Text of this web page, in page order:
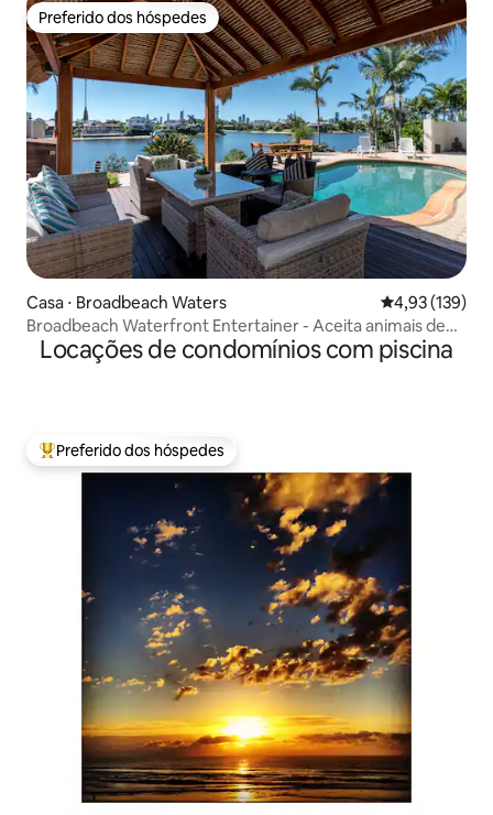
Preferido dos hóspedes
Preferido dos hóspedes
Casa ⋅ Broadbeach Waters 4,93 de uma
4,93 (139)
Broadbeach Waterfront Entertainer - Aceita animais de
estimação
Locações de condomínios com piscina
Entre os melhores preferidos dos hóspedes
Preferido dos hóspedes